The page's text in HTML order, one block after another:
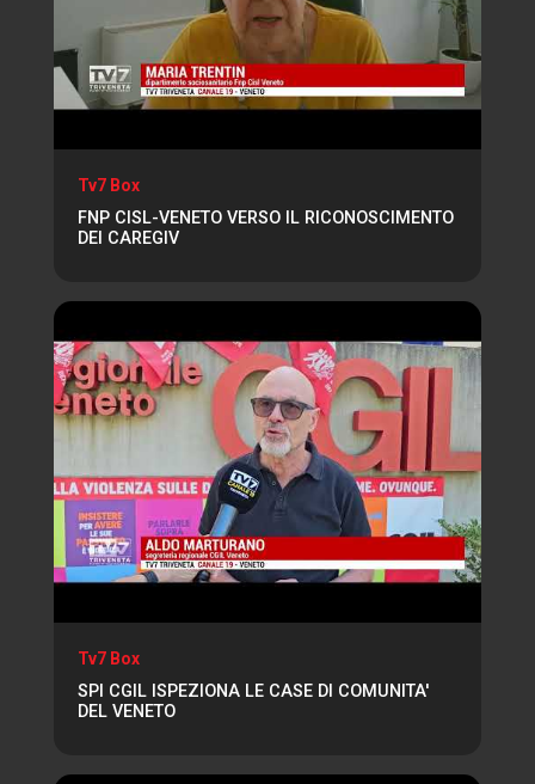
Tv7 Box
FNP CISL-VENETO VERSO IL RICONOSCIMENTO
DEI CAREGIV
Tv7 Box
SPI CGIL ISPEZIONA LE CASE DI COMUNITA'
DEL VENETO